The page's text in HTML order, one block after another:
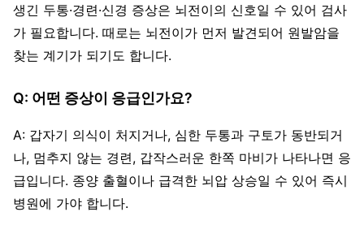
생긴 두통·경련·신경 증상은 뇌전이의 신호일 수 있어 검사
가 필요합니다. 때로는 뇌전이가 먼저 발견되어 원발암을
찾는 계기가 되기도 합니다.
Q: 어떤 증상이 응급인가요?
A: 갑자기 의식이 처지거나, 심한 두통과 구토가 동반되거
나, 멈추지 않는 경련, 갑작스러운 한쪽 마비가 나타나면 응
급입니다. 종양 출혈이나 급격한 뇌압 상승일 수 있어 즉시
병원에 가야 합니다.